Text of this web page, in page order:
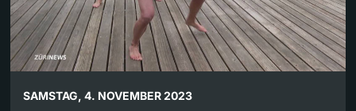
SAMSTAG, 4. NOVEMBER 2023